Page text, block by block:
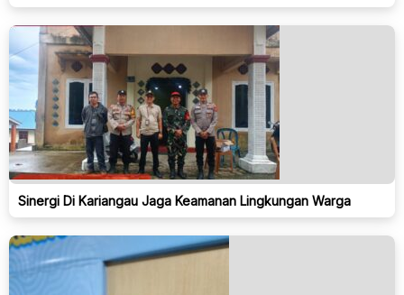
Sinergi Di Kariangau Jaga Keamanan Lingkungan Warga